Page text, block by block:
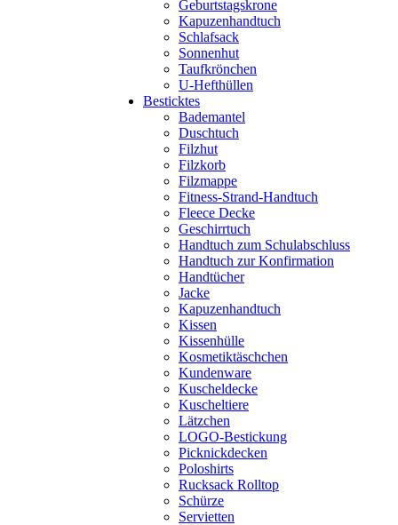
Geburtstagskrone
Kapuzenhandtuch
Schlafsack
Sonnenhut
Taufkrönchen
U-Hefthüllen
Besticktes
Bademantel
Duschtuch
Filzhut
Filzkorb
Filzmappe
Fitness-Strand-Handtuch
Fleece Decke
Geschirrtuch
Handtuch zum Schulabschluss
Handtuch zur Konfirmation
Handtücher
Jacke
Kapuzenhandtuch
Kissen
Kissenhülle
Kosmetiktäschchen
Kundenware
Kuscheldecke
Kuscheltiere
Lätzchen
LOGO-Bestickung
Picknickdecken
Poloshirts
Rucksack Rolltop
Schürze
Servietten